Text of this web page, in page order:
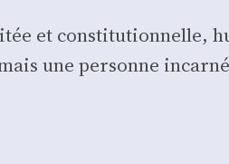
et consti­tu­tion­nelle,
une per­sonne